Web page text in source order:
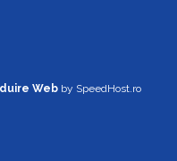
Web by SpeedHost.ro